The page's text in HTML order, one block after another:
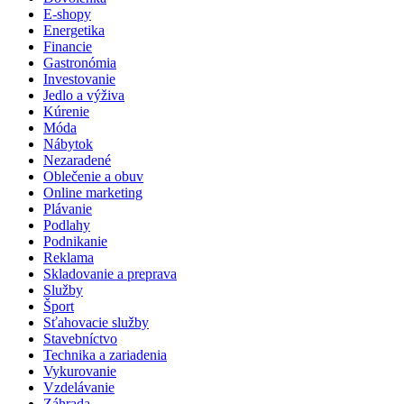
E-shopy
Energetika
Financie
Gastronómia
Investovanie
Jedlo a výživa
Kúrenie
Móda
Nábytok
Nezaradené
Oblečenie a obuv
Online marketing
Plávanie
Podlahy
Podnikanie
Reklama
Skladovanie a preprava
Služby
Šport
Sťahovacie služby
Stavebníctvo
Technika a zariadenia
Vykurovanie
Vzdelávanie